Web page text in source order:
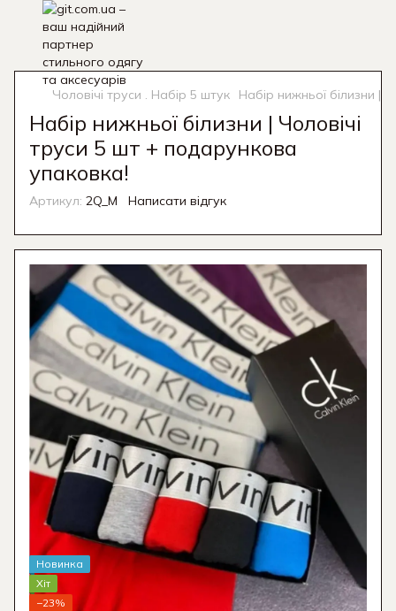
Чоловічі труси . Набір 5 штук Набір нижньої білизни |
Набір нижньої білизни | Чоловічі
труси 5 шт + подарункова
упаковка!
Артикул: 2Q_M Написати відгук
Новинка
Хіт
−23%